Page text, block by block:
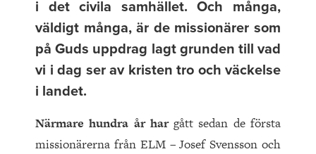
i det civila samhället. Och många,
väldigt många, är de missionärer som
på Guds uppdrag lagt grunden till vad
vi i dag ser av kristen tro och väckelse
i landet.
Närmare hundra år hargått sedan de första
missionärerna från ELM – Josef Svensson och